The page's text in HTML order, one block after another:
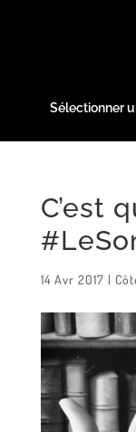
Sélectionner
C’est
14 Avr 2017 |